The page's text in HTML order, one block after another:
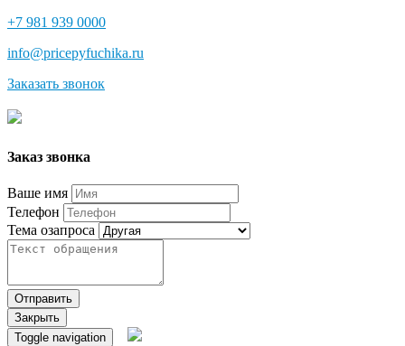
+7 981 939 0000
info@pricepyfuchika.ru
Заказать звонок
Заказ звонка
Ваше имя
Телефон
Тема озапроса
Отправить
Закрыть
Toggle navigation